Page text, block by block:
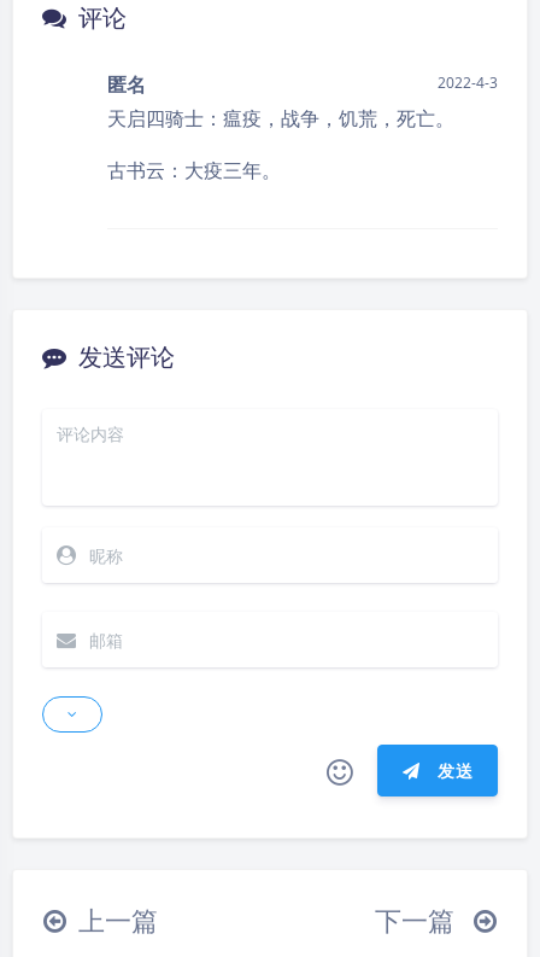
评论
匿名 2022-4-3
天启四骑士：瘟疫，战争，饥荒，死亡。
古书云：大疫三年。
发送评论
发送
|´・ω・)ノ ヾ(≧∇≦*)ゝ
(☆ω☆)
∠( ᐛ 」∠)＿
上一篇 下一篇